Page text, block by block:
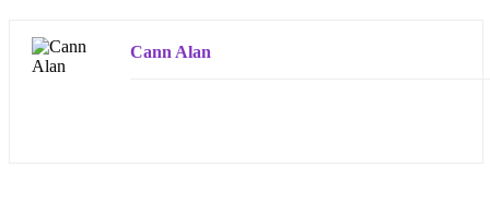
Cann Alan